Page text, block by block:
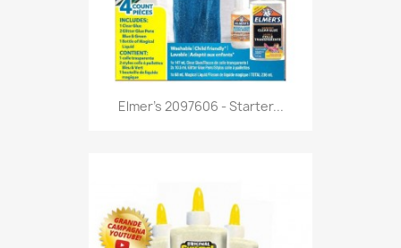
Anteprima
Elmer's 2097606 - Starter...